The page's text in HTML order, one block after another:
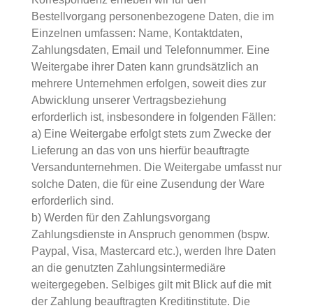
Bestellvorgang personenbezogene Daten, die im
Einzelnen umfassen: Name, Kontaktdaten,
Zahlungsdaten, Email und Telefonnummer. Eine
Weitergabe ihrer Daten kann grundsätzlich an
mehrere Unternehmen erfolgen, soweit dies zur
Abwicklung unserer Vertragsbeziehung
erforderlich ist, insbesondere in folgenden Fällen:
a) Eine Weitergabe erfolgt stets zum Zwecke der
Lieferung an das von uns hierfür beauftragte
Versandunternehmen. Die Weitergabe umfasst nur
solche Daten, die für eine Zusendung der Ware
erforderlich sind.
b) Werden für den Zahlungsvorgang
Zahlungsdienste in Anspruch genommen (bspw.
Paypal, Visa, Mastercard etc.), werden Ihre Daten
an die genutzten Zahlungsintermediäre
weitergegeben. Selbiges gilt mit Blick auf die mit
der Zahlung beauftragten Kreditinstitute. Die